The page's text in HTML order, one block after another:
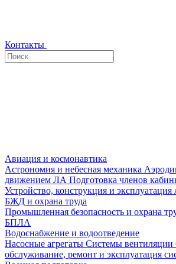
Контакты
Авиация и космонавтика
Астрономия и небесная механика
движением ЛА Подготовка членов
Устройство, конструкция и эксплуатация
БЖД и охрана труда
Промышленная безопасность и охрана
БПЛА
Водоснабжение и водоотведение
Насосные агрегаты Системы вентиляции
обслуживание, ремонт и эксплуатация